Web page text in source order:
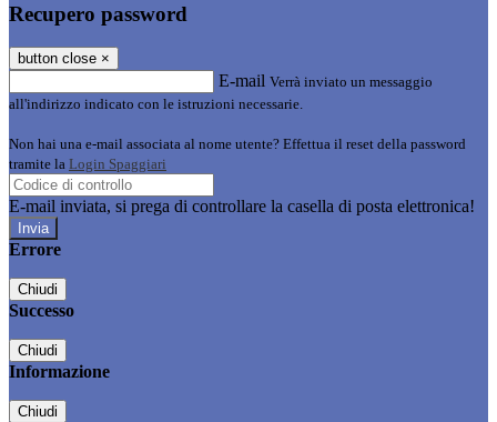
Recupero password
button close ×
E-mail Verrà inviato un messaggio
all'indirizzo indicato con le istruzioni necessarie.
Non hai una e-mail associata al nome utente? Effettua il reset della password
tramite la Login Spaggiari
E-mail inviata, si prega di controllare la casella di posta elettronica!
Errore
Chiudi
Successo
Chiudi
Informazione
Chiudi